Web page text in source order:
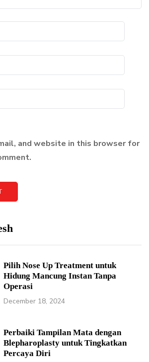
and website in this browser for
Pilih Nose Up Treatment untuk
Hidung Mancung Instan Tanpa
Operasi
December 18, 2024
Perbaiki Tampilan Mata dengan
Blepharoplasty untuk Tingkatkan
Percaya Diri